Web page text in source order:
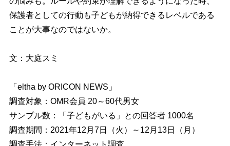
保護者としての行動も子どもが納得できるレベルである
ことが大事なのではないか。
文：大庭スミ
「eltha by ORICON NEWS」
調査対象：OMR会員 20～60代男女
サンプル数：「子どもがいる」との回答者 1000名
調査期間：2021年12月7日（火）～12月13日（月）
調査手法：インターネット調査